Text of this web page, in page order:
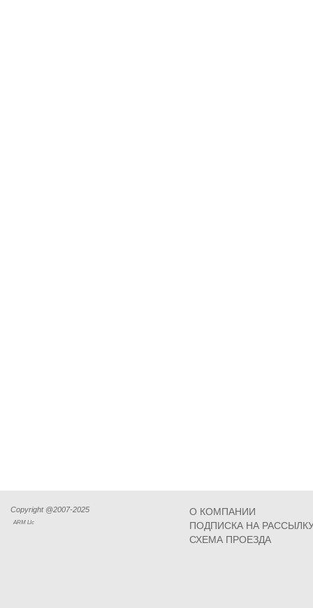
Copyright @2007-2025
ARM Llc
О КОМПАНИИ
ПОДПИСКА НА
СХЕМА ПРОЕЗДА